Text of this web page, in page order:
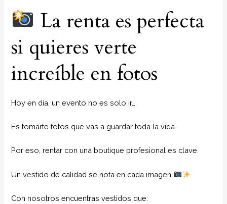
La renta es perfecta
si quieres verte
increíble en fotos
Hoy en día, un evento no es solo ir…
Es tomarte fotos que vas a guardar toda la vida.
Por eso, rentar con una boutique profesional es clave.
Un vestido de calidad se nota en cada imagen
Con nosotros encuentras vestidos que: